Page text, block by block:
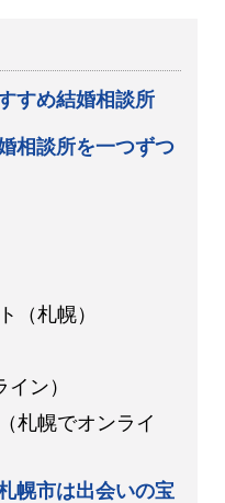
すめ結婚相談所
相談所を一つずつ
（札幌）
ン）
札幌でオンライ
幌市は出会いの宝